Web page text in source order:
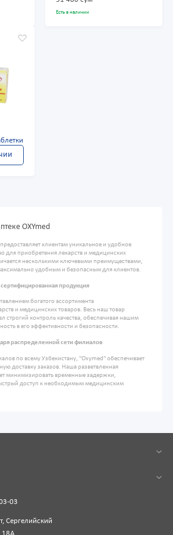
Есть в наличии
OXYmed
клиентам уникальное и удобное
для приобретения лекарств и медицинских
несколькими ключевыми преимуществами,
удобным и безопасным для клиентов.
продукция
богатого ассортимента
и медицинских товаров. Весь наш товар
строгий контроль качества, обеспечивая нашим
в его эффективности и безопасности.
распределенной сети филиалов
по всему Узбекистану, "Oxymed" обеспечивает
доставку заказов. Наша разветвленная
минимизировать временные задержки,
доступ к необходимым медицинским
03
Сергелийский